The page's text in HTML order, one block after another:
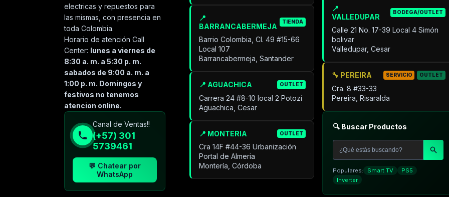
electricas y repuestos para
las mismas, con presencia en
toda Colombia.
Horario de atención Call
Center: lunes a viernes de
8:30 a. m. a 5:30 p. m.
sabados de 9:00 a. m. a
1:00 p. m. Domingos y
festivos no tenemos
atencion online.
Canal de Ventas!!
(+57) 301
5739461
💬 Chatear por
WhatsApp
📍
BARRANCABERMEJA
TIENDA
Barrio Colombia, Cl. 49 #15-66
Local 107
Barrancabermeja, Santander
📍 AGUACHICA OUTLET
Carrera 24 #8-10 local 2 Potozí
Aguachica, Cesar
📍 MONTERIA OUTLET
Cra 14F #44-36 Urbanización
Portal de Almeria
Montería, Córdoba
📍
VALLEDUPAR
BODEGA/OUTLET
Calle 21 No. 17-39 Local 4 Simón
bolivar
Valledupar, Cesar
🔧 PEREIRA SERVICIO OUTLET
Cra. 8 #33-33
Pereira, Risaralda
🔍 Buscar Productos
Populares: Smart TV
PS5
Inverter
Especialista de operación
sistémica